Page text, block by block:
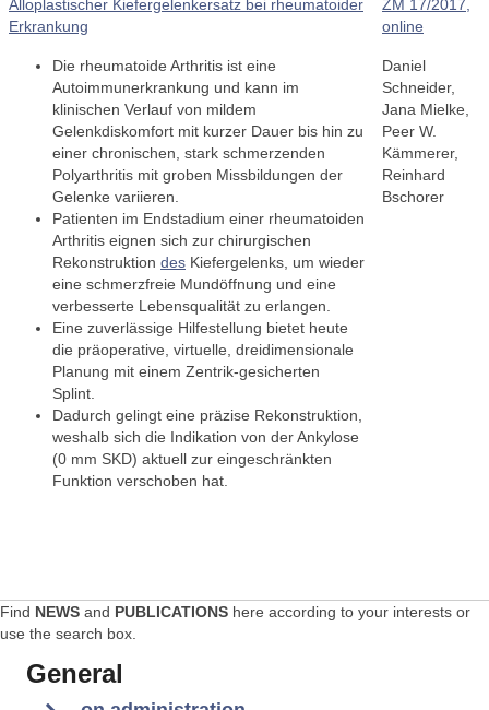
Alloplastischer Kiefergelenkersatz bei rheumatoider
Erkrankung
ZM 17/2017,
online
Die rheumatoide Arthritis ist eine
Autoimmunerkrankung und kann im
klinischen Verlauf von mildem
Gelenkdiskomfort mit kurzer Dauer bis hin zu
einer chronischen, stark schmerzenden
Polyarthritis mit groben Missbildungen der
Gelenke variieren.
Patienten im Endstadium einer rheumatoiden
Arthritis eignen sich zur chirurgischen
Rekonstruktion des Kiefergelenks, um wieder
eine schmerzfreie Mundöffnung und eine
verbesserte Lebensqualität zu erlangen.
Eine zuverlässige Hilfestellung bietet heute
die präoperative, virtuelle, dreidimensionale
Planung mit einem Zentrik-gesicherten
Splint.
Dadurch gelingt eine präzise Rekonstruktion,
weshalb sich die Indikation von der Ankylose
(0 mm SKD) aktuell zur eingeschränkten
Funktion verschoben hat.
Daniel
Schneider,
Jana Mielke,
Peer W.
Kämmerer,
Reinhard
Bschorer
Find NEWS and PUBLICATIONS here according to your interests or
use the search box.
General